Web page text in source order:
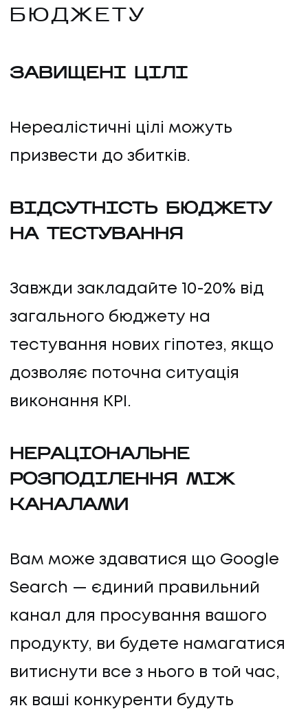
БЮДЖЕТУ
ЗАВИЩЕНІ ЦІЛІ
Нереалістичні цілі можуть
призвести до збитків.
ВІДСУТНІСТЬ БЮДЖЕТУ
НА ТЕСТУВАННЯ
Завжди закладайте 10-20% від
загального бюджету на
тестування нових гіпотез, якщо
дозволяє поточна ситуація
виконання KPI.
НЕРАЦІОНАЛЬНЕ
РОЗПОДІЛЕННЯ МІЖ
КАНАЛАМИ
Вам може здаватися що Google
Search — єдиний правильний
канал для просування вашого
продукту, ви будете намагатися
витиснути все з нього в той час,
як ваші конкуренти будуть